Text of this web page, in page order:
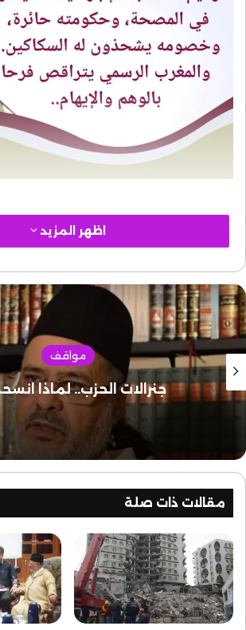
اظهر المزيد
مواقف
كلمة “البربر”: تسمية بريئة
مقالات ذات صلة